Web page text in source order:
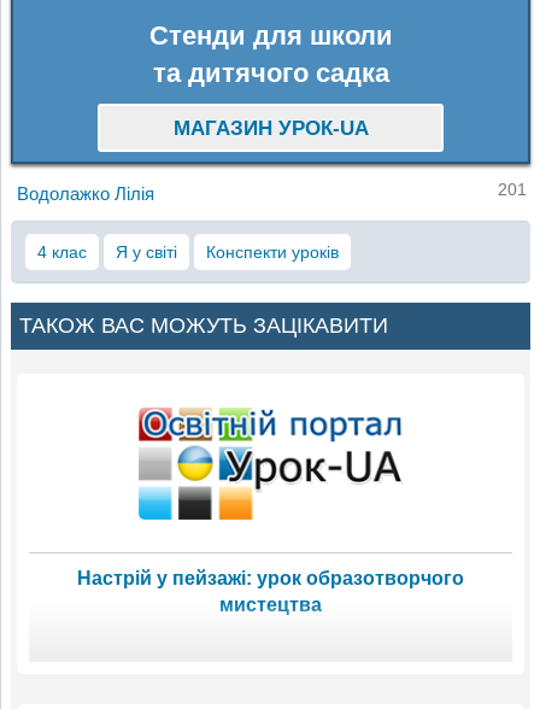
Стенди для школи
та дитячого садка
МАГАЗИН УРОК-UA
Водолажко Лілія 201
4 клас Я у світі Конспекти уроків
ТАКОЖ ВАС МОЖУТЬ ЗАЦІКАВИТИ
Настрій у пейзажі: урок образотворчого
мистецтва